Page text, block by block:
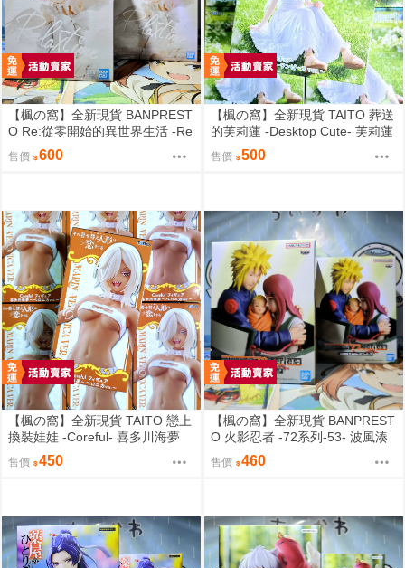
【楓の窩】全新現貨 BANPREST
O Re:從零開始的異世界生活 -Re
lax time- 拉姆 甜蜜天使ver.【日
版】
售價 600
【楓の窩】全新現貨 TAITO 葬送
的芙莉蓮 -Desktop Cute- 芙莉蓮
夏日連身裙ver.【日版】
售價 500
【楓の窩】全新現貨 TAITO 戀上
換裝娃娃 -Coreful- 喜多川海夢
貝羅妮卡ver.【日版】
售價 450
【楓の窩】全新現貨 BANPREST
O 火影忍者 -72系列-53- 波風湊
＆漩渦九品＆鳴人【日版】
售價 460